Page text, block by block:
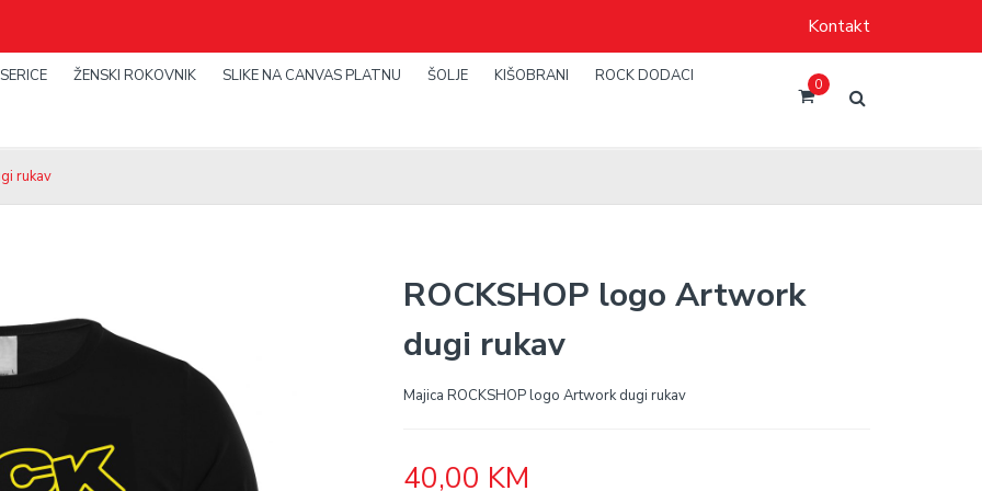
Kontakt
ŽENSKI ROKOVNIK SLIKE NA CANVAS PLATNU ŠOLJE KIŠOBRANI ROCK DODACI 0
rukav
ROCKSHOP logo Artwork
dugi rukav
Majica ROCKSHOP logo Artwork dugi rukav
40,00 KM